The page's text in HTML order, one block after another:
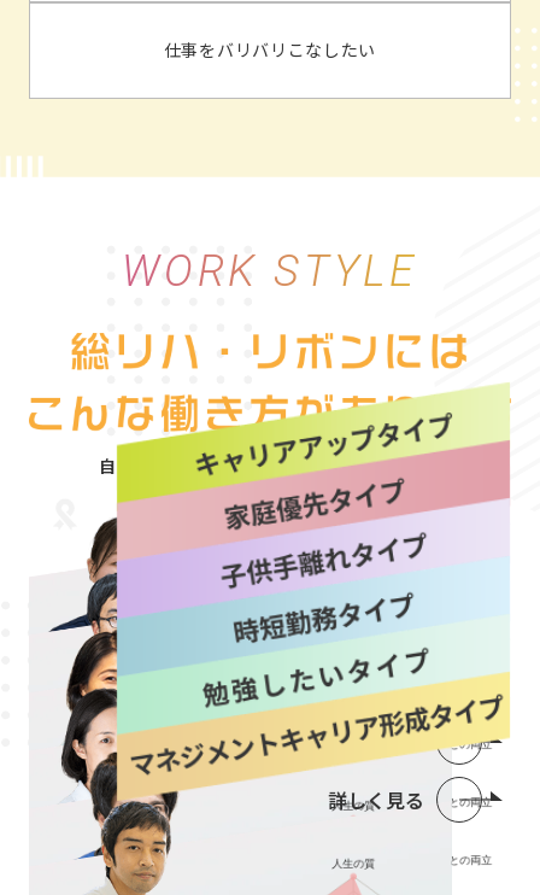
仕事をバリバリこなしたい
WORK STYLE
自分にぴったりな働き方を“選べる自由”
詳しく見る
詳しく見る
詳しく見る
詳しく見る
詳しく見る
詳しく見る